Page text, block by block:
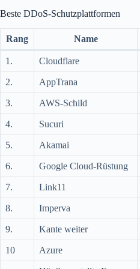
Beste DDoS-Schutzplattformen
Rang Name
1. Cloudflare
2. AppTrana
3. AWS-Schild
4. Sucuri
5. Akamai
6. Google Cloud-Rüstung
7. Link11
8. Imperva
9. Kante weiter
10 Azure